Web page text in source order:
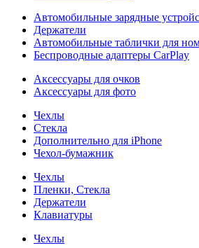
Автомобильные зарядные
Держатели
Автомобильные таблички для
Беспроводные адаптеры CarPlay
Аксессуары для очков
Аксессуары для фото
Чехлы
Стекла
Дополнительно для iPhone
Чехол-бумажник
Чехлы
Пленки, Стекла
Держатели
Клавиатуры
Чехлы